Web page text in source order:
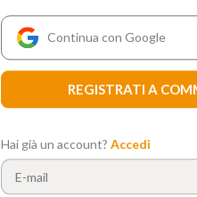
Continua con Google
REGISTRATI A
Hai già un account? Accedi